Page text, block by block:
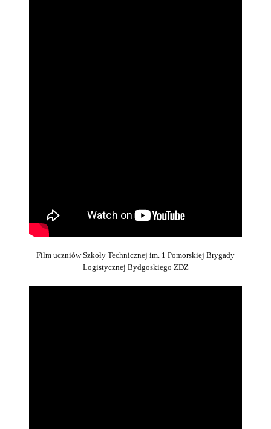
Film uczniów Szkoły Technicznej im. 1 Pomorskiej Brygady
Logistycznej Bydgoskiego ZDZ